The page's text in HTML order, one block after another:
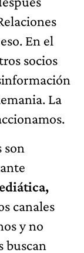
En el
socios
La
son
canales
y no
buscan